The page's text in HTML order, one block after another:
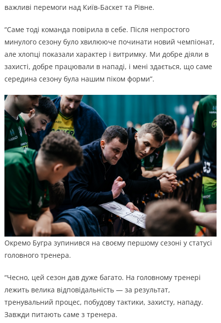
важливі перемоги над Київ-Баскет та Рівне.
“Саме тоді команда повірила в себе. Після непростого
минулого сезону було хвилююче починати новий чемпіонат,
але хлопці показали характер і витримку. Ми добре діяли в
захисті, добре працювали в нападі, і мені здається, що саме
середина сезону була нашим піком форми”.
Окремо Бугра зупинився на своєму першому сезоні у статусі
головного тренера.
“Чесно, цей сезон дав дуже багато. На головному тренері
лежить велика відповідальність — за результат,
тренувальний процес, побудову тактики, захисту, нападу.
Завжди питають саме з тренера.